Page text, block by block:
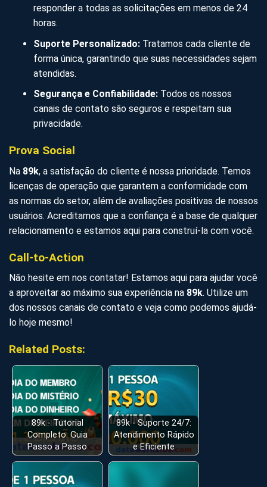
responder a todas as solicitações em menos de 24
horas.
Suporte Personalizado:Tratamos cada cliente de
forma única, garantindo que suas necessidades sejam
atendidas.
Segurança e Confiabilidade:Todos os nossos
canais de contato são seguros e respeitam sua
privacidade.
Prova Social
Na 89k, a satisfação do cliente é nossa prioridade. Temos
licenças de operação que garantem a conformidade com
as normas do setor, além de avaliações positivas de nossos
usuários. Acreditamos que a confiança é a base de qualquer
relacionamento e estamos aqui para construí-la com você.
Call-to-Action
Não hesite em nos contatar! Estamos aqui para ajudar você
a aproveitar ao máximo sua experiência na 89k. Utilize um
dos nossos canais de contato e veja como podemos ajudá-
lo hoje mesmo!
Related Posts:
89k - Tutorial
Completo: Guia
Passo a Passo
89k - Suporte 24/7:
Atendimento Rápido
e Eficiente